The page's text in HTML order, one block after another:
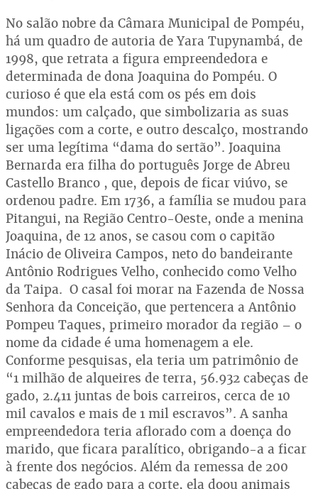
No salão nobre da Câmara Municipal de Pompéu,
há um quadro de autoria de Yara Tupynambá, de
1998, que retrata a figura empreendedora e
determinada de dona Joaquina do Pompéu. O
curioso é que ela está com os pés em dois
mundos: um calçado, que simbolizaria as suas
ligações com a corte, e outro descalço, mostrando
ser uma legítima “dama do sertão”. Joaquina
Bernarda era filha do português Jorge de Abreu
Castello Branco , que, depois de ficar viúvo, se
ordenou padre. Em 1736, a família se mudou para
Pitangui, na Região Centro-Oeste, onde a menina
Joaquina, de 12 anos, se casou com o capitão
Inácio de Oliveira Campos, neto do bandeirante
Antônio Rodrigues Velho, conhecido como Velho
da Taipa. O casal foi morar na Fazenda de Nossa
Senhora da Conceição, que pertencera a Antônio
Pompeu Taques, primeiro morador da região – o
nome da cidade é uma homenagem a ele.
Conforme pesquisas, ela teria um patrimônio de
“1 milhão de alqueires de terra, 56.932 cabeças de
gado, 2.411 juntas de bois carreiros, cerca de 10
mil cavalos e mais de 1 mil escravos”. A sanha
empreendedora teria aflorado com a doença do
marido, que ficara paralítico, obrigando-a a ficar
à frente dos negócios. Além da remessa de 200
cabeças de gado para a corte, ela doou animais